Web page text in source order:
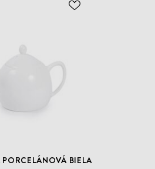
ODOBER
BIELA